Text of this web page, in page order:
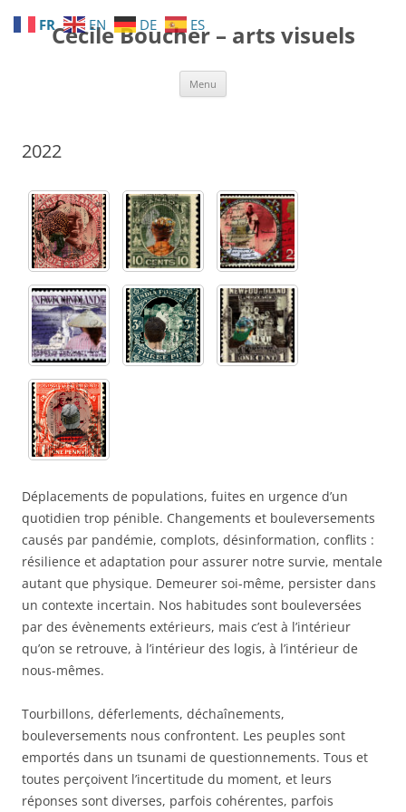
au
contenuCécile Boucher – arts visuels
Menu
2022
Déplacements de populations, fuites en urgence d’un
quotidien trop pénible. Changements et bouleversements
causés par pandémie, complots, désinformation, conflits :
résilience et adaptation pour assurer notre survie, mentale
autant que physique. Demeurer soi-même, persister dans
un contexte incertain. Nos habitudes sont bouleversées
par des évènements extérieurs, mais c’est à l’intérieur
qu’on se retrouve, à l’intérieur des logis, à l’intérieur de
nous-mêmes.
Tourbillons, déferlements, déchaînements,
bouleversements nous confrontent. Les peuples sont
emportés dans un tsunami de questionnements. Tous et
toutes perçoivent l’incertitude du moment, et leurs
réponses sont diverses, parfois cohérentes, parfois
FR EN DE ES